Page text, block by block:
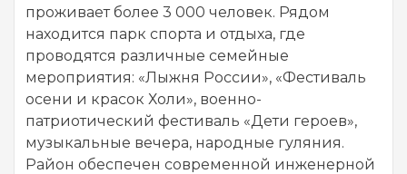
проживает более 3 000 человек. Рядом
находится парк спорта и отдыха, где
проводятся различные семейные
мероприятия: «Лыжня России», «Фестиваль
осени и красок Холи», военно-
патриотический фестиваль «Дети героев»,
музыкальные вечера, народные гуляния.
Район обеспечен современной инженерной